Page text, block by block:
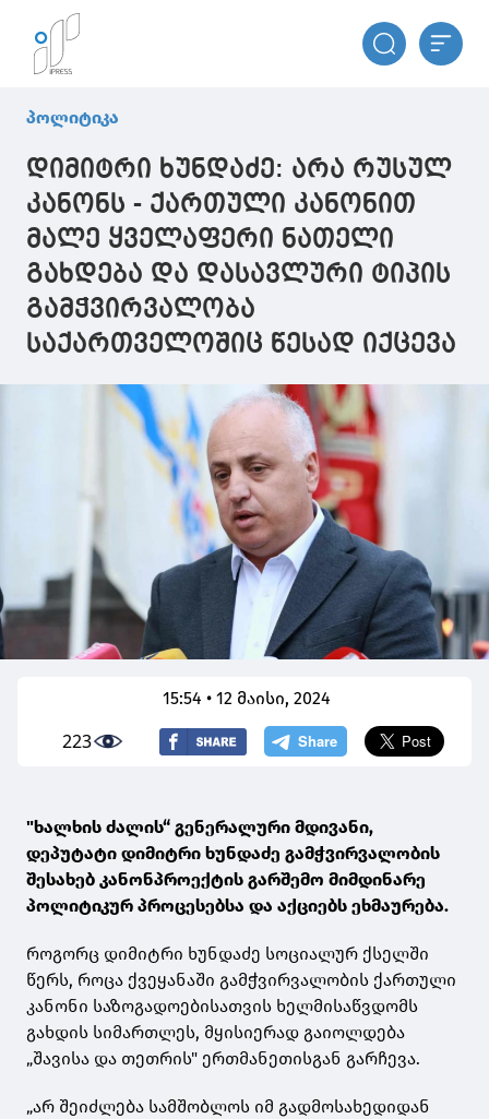
პოლიტიკა
დიმიტრი ხუნდაძე: არა რუსულ
კანონს - ქართული კანონით
მალე ყველაფერი ნათელი
გახდება და დასავლური ტიპის
გამჭვირვალობა
საქართველოშიც წესად იქცევა
15:54 • 12 მაისი, 2024
223
"ხალხის ძალის“ გენერალური მდივანი,
დეპუტატი დიმიტრი ხუნდაძე გამჭვირვალობის
შესახებ კანონპროექტის გარშემო მიმდინარე
პოლიტიკურ პროცესებსა და აქციებს ეხმაურება.
როგორც დიმიტრი ხუნდაძე სოციალურ ქსელში
წერს, როცა ქვეყანაში გამჭვირვალობის ქართული
კანონი საზოგადოებისათვის ხელმისაწვდომს
გახდის სიმართლეს, მყისიერად გაიოლდება
„შავისა და თეთრის" ერთმანეთისგან გარჩევა.
„არ შეიძლება სამშობლოს იმ გადმოსახედიდან